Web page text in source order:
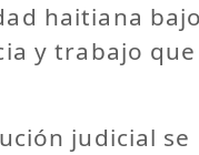
haitiana
y trabajo
judicial